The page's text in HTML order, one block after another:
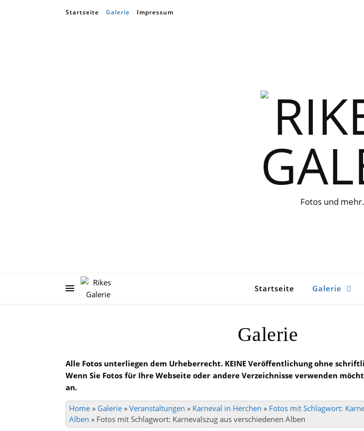
Startseite Galerie Impressum
Fotos und
Startseite Galerie
Galerie
Alle Fotos unterliegen dem Urheberrecht. KEINE Veröffentlichung ohne
Wenn Sie Fotos für Ihre Webseite oder andere Verzeichnisse verwenden
an.
Home » Galerie » Veranstaltungen » Karneval in Herchen » Fotos mit Schlagwort:
Alben » Fotos mit Schlagwort: Karnevalszug aus verschiedenen Alben